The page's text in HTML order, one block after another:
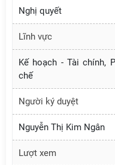
Nghị quyết
Lĩnh vực
Kế hoạch - Tài chính,
chế
Người ký duyệt
Nguyễn Thị Kim Ngân
Lượt xem